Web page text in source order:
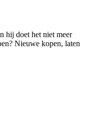
hij doet het niet meer
Nieuwe kopen, laten